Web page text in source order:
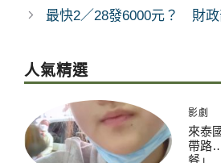
最快2／28發6000元？ 財
人氣精選
影劇
來泰
帶路